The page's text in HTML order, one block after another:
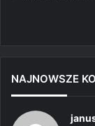
NAJNOWSZE